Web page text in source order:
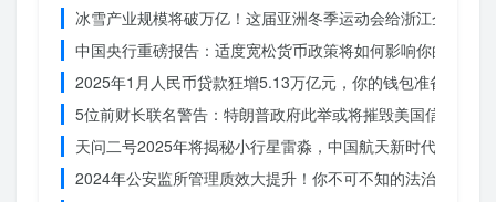
冰雪产业规模将破万亿！这届亚洲冬季运动会给浙江企业带
中国央行重磅报告：适度宽松货币政策将如何影响你的消费？
2025年1月人民币贷款狂增5.13万亿元，你的钱包准备好了吗
5位前财长联名警告：特朗普政府此举或将摧毁美国信誉？
天问二号2025年将揭秘小行星雷淼，中国航天新时代即将开
2024年公安监所管理质效大提升！你不可不知的法治文明新